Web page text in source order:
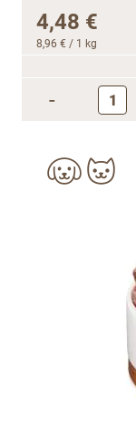
4,48 €
8,96 € / 1 kg
-